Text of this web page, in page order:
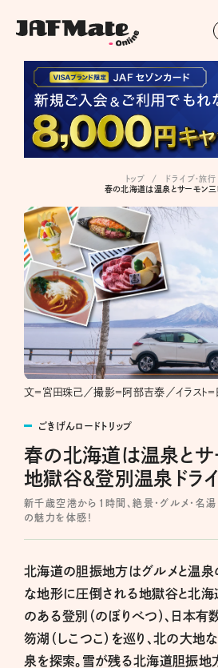
トップ ドライブ･旅行
春の北海道は温泉とサーモン三
文＝宮田珠己／撮影＝阿部吉泰／イラスト
ごきげんロードトリップ
春の北海道は温泉とサ
地獄谷＆登別温泉ドラ
新千歳空港から1時間、絶景・グルメ・名
の魅力を体感！
北海道の胆振地方はグルメと温泉
な地形に圧倒される地獄谷と北海
のある登別（のぼりべつ）、日本
笏湖（しこつこ）を巡り、北の大地
泉を探索。雪が残る北海道胆振地